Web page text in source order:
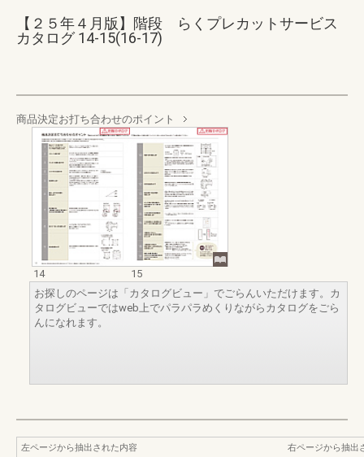
【２５年４月版】階段 らくプレカットサービス
カタログ 14-15(16-17)
商品決定お打ち合わせのポイント
14
15
お探しのページは「カタログビュー」でごらんいただけます。カ
タログビューではweb上でパラパラめくりながらカタログをごら
んになれます。
左ページから抽出された内容
右ページから抽出